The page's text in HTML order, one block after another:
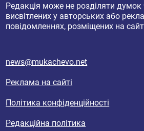
Редакція може не розділяти думок
висвітлених у авторських або
повідомленнях, розміщених на
news@mukachevo.net
Реклама на сайті
Політика конфіденційності
Редакційна політика